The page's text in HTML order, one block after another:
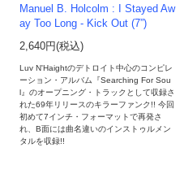
Manuel B. Holcolm : I Stayed Aw
ay Too Long - Kick Out (7”)
2,640円(税込)
Luv N'Haightのデトロイト中心のコンピレ
ーション・アルバム『Searching For Sou
l』のオープニング・トラックとして収録さ
れた69年リリースのキラーファンク!! 今回
初めて7インチ・フォーマットで再発さ
れ、B面には曲名違いのインストゥルメン
タルを収録!!